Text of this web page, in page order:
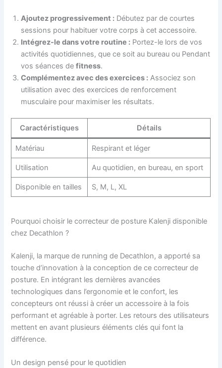
Ajoutez progressivement : Débutez par de courtes
sessions pour habituer votre corps à cet accessoire.
Intégrez-le dans votre routine : Portez-le lors de vos
activités quotidiennes, que ce soit au bureau ou Pendant
vos séances defitness.
Complémentez avec des exercices : Associez son
utilisation avec des exercices de renforcement
musculaire pour maximiser les résultats.
Caractéristiques Détails
Matériau Respirant et léger
Utilisation Au quotidien, en bureau, en sport
Disponible en tailles S, M, L, XL
Pourquoi choisir le correcteur de posture Kalenji disponible
chez Decathlon ?
Kalenji, la marque de running de Decathlon, a apporté sa
touche d’innovation à la conception de ce correcteur de
posture. En intégrant les dernières avancées
technologiques dans l’ergonomie et le confort, les
concepteurs ont réussi à créer un accessoire à la fois
performant et agréable à porter. Les retours des utilisateurs
mettent en avant plusieurs éléments clés qui font la
différence.
Un design pensé pour le quotidien